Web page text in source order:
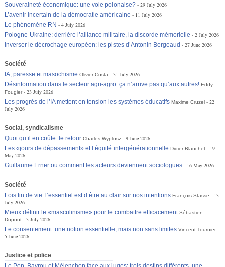
Souveraineté économique: une voie polonaise?
29 July 2026
L’avenir incertain de la démocratie américaine
11 July 2026
Le phénomène RN
4 July 2026
Pologne-Ukraine: derrière l’alliance militaire, la discorde mémorielle
2 July 2026
Inverser le décrochage européen: les pistes d’Antonin Bergeaud
27 June 2026
Société
IA, paresse et masochisme Olivier Costa
31 July 2026
Désinformation dans le secteur agri-agro: ça n’arrive pas qu’aux autres! Eddy
Fougier
23 July 2026
Les progrès de l’IA mettent en tension les systèmes éducatifs Maxime Cruzel
22
July 2026
Social, syndicalisme
Quoi qu’il en coûte: le retour Charles Wyplosz
9 June 2026
Les «jours de dépassement» et l’équité intergénérationnelle Didier Blanchet
19
May 2026
Guillaume Erner ou comment les acteurs deviennent sociologues
16 May 2026
Société
Lois fin de vie: l’essentiel est d’être au clair sur nos intentions François Stasse
13
July 2026
Mieux définir le «masculinisme» pour le combattre efficacement Sébastien
Dupont
3 July 2026
Le consentement: une notion essentielle, mais non sans limites Vincent Tournier
5 June 2026
Justice et police